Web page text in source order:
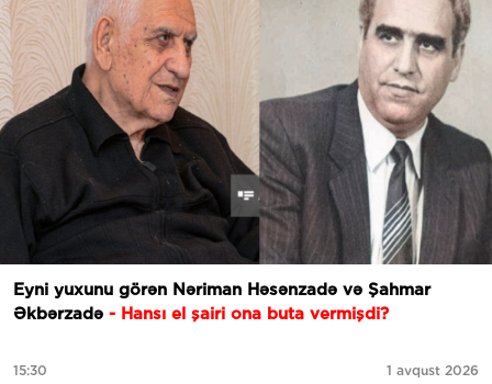
Eyni yuxunu görən Nəriman Həsənzadə və Şahmar
Əkbərzadə - Hansı el şairi ona buta vermişdi?
15:30 1 avqust 2026